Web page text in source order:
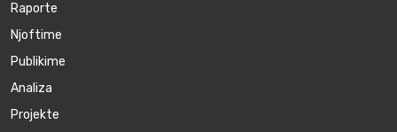
Raporte
Njoftime
Publikime
Аnaliza
Projekte